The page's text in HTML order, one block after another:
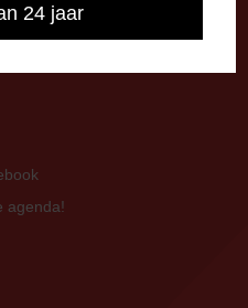
24 jaar
agenda!